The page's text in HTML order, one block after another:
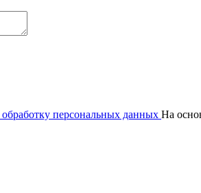
обработку персональных данных На